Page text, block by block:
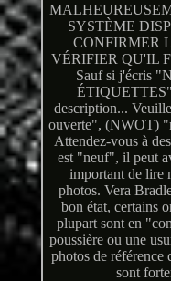
SYSTÈME
CONFIRMER
VÉRIFIER QU'IL
Sauf si j'écris
ÉTIQUETTES"
description...
ouverte", (NWOT)
Attendez-vous à
est "neuf", il peut
important de lire
photos. Vera
bon état, certains
plupart sont en
poussière ou une
photos de référence
sont